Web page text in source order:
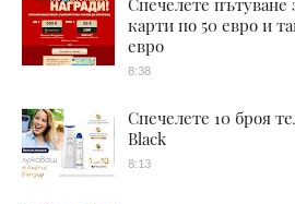
Спечелете пътуване
карти по 50 евро и
евро
8:38
Спечелете 10 броя
Black
8:13